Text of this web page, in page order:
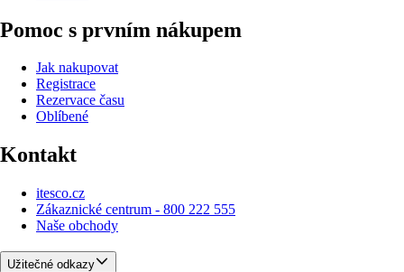
Pomoc s prvním nákupem
Jak nakupovat
Registrace
Rezervace času
Oblíbené
Kontakt
itesco.cz
Zákaznické centrum - 800 222 555
Naše obchody
Užitečné odkazy